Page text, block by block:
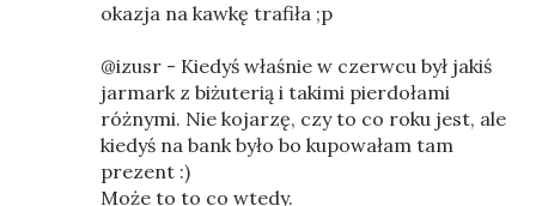
okazja na kawkę trafiła ;p
@izusr - Kiedyś właśnie w czerwcu był jakiś
jarmark z biżuterią i takimi pierdołami
różnymi. Nie kojarzę, czy to co roku jest, ale
kiedyś na bank było bo kupowałam tam
prezent :)
Może to to co wtedy.